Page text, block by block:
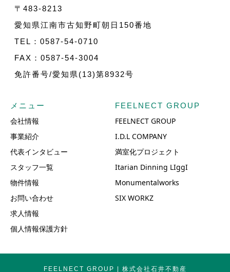
〒483-8213
愛知県江南市古知野町朝日150番地
TEL：0587-54-0710
FAX：0587-54-3004
免許番号/愛知県(13)第8932号
メニュー
会社情報
事業紹介
代表インタビュー
スタッフ一覧
物件情報
お問い合わせ
求人情報
個人情報保護方針
FEELNECT GROUP
FEELNECT GROUP
I.D.L COMPANY
満室化プロジェクト
Itarian Dinning LIggI
Monumentalworks
SIX WORKZ
FEELNECT GROUP | 株式会社石井不動産